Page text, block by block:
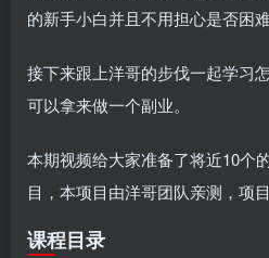
的新手小白并且不用担心是否困难
接下来跟上洋哥的步伐一起学习
可以拿来做一个副业。
本期视频给大家准备了将近10个
目，本项目由洋哥团队亲测，项
课程目录